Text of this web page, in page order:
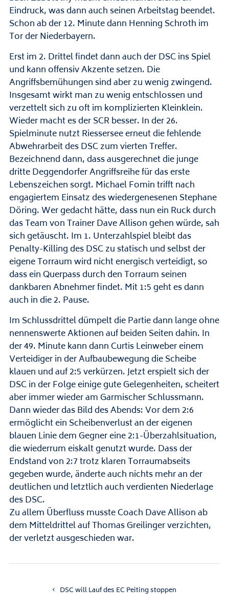
Eindruck, was dann auch seinen Arbeitstag beendet.
Schon ab der 12. Minute dann Henning Schroth im
Tor der Niederbayern.
Erst im 2. Drittel findet dann auch der DSC ins Spiel
und kann offensiv Akzente setzen. Die
Angriffsbemühungen sind aber zu wenig zwingend.
Insgesamt wirkt man zu wenig entschlossen und
verzettelt sich zu oft im komplizierten Kleinklein.
Wieder macht es der SCR besser. In der 26.
Spielminute nutzt Riessersee erneut die fehlende
Abwehrarbeit des DSC zum vierten Treffer.
Bezeichnend dann, dass ausgerechnet die junge
dritte Deggendorfer Angriffsreihe für das erste
Lebenszeichen sorgt. Michael Fomin trifft nach
engagiertem Einsatz des wiedergenesenen Stephane
Döring. Wer gedacht hätte, dass nun ein Ruck durch
das Team von Trainer Dave Allison gehen würde, sah
sich getäuscht. Im 1. Unterzahlspiel bleibt das
Penalty-Killing des DSC zu statisch und selbst der
eigene Torraum wird nicht energisch verteidigt, so
dass ein Querpass durch den Torraum seinen
dankbaren Abnehmer findet. Mit 1:5 geht es dann
auch in die 2. Pause.
Im Schlussdrittel dümpelt die Partie dann lange ohne
nennenswerte Aktionen auf beiden Seiten dahin. In
der 49. Minute kann dann Curtis Leinweber einem
Verteidiger in der Aufbaubewegung die Scheibe
klauen und auf 2:5 verkürzen. Jetzt erspielt sich der
DSC in der Folge einige gute Gelegenheiten, scheitert
aber immer wieder am Garmischer Schlussmann.
Dann wieder das Bild des Abends: Vor dem 2:6
ermöglicht ein Scheibenverlust an der eigenen
blauen Linie dem Gegner eine 2:1-Überzahlsituation,
die wiederrum eiskalt genutzt wurde. Dass der
Endstand von 2:7 trotz klaren Torraumabseits
gegeben wurde, änderte auch nichts mehr an der
deutlichen und letztlich auch verdienten Niederlage
des DSC.
Zu allem Überfluss musste Coach Dave Allison ab
dem Mitteldrittel auf Thomas Greilinger verzichten,
der verletzt ausgeschieden war.
DSC will Lauf des EC Peiting stoppen